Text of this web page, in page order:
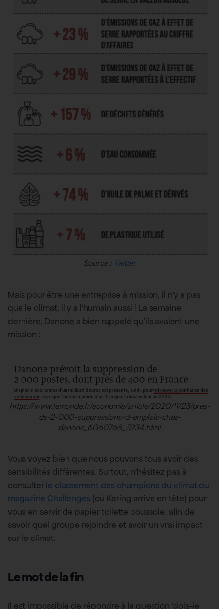
Source : Twitter
Mais pour être une entreprise à mission, il n’y a pas
que le climat, il y a l’humain aussi ! La semaine
dernière, Danone a bien rappelé qu’ils avaient une
mission :
https://www.lemonde.fr/economie/article/2020/11/23/pres-
de-2-000-suppressions-d-emplois-chez-
danone_6060768_3234.html
Vous voyez bien que nous pouvons tous avoir des
sensibilités différentes. Surtout, n’hésitez pas à
consulter le classement des champions du climat du
magazine Challenges (où Kering arrive en tête) pour
vous en servir de papier toilette boussole, afin de
savoir quel groupe rejoindre et avoir un vrai impact
sur le climat.
Le mot de la fin
Il est impossible de répondre à la question ‘dois-je